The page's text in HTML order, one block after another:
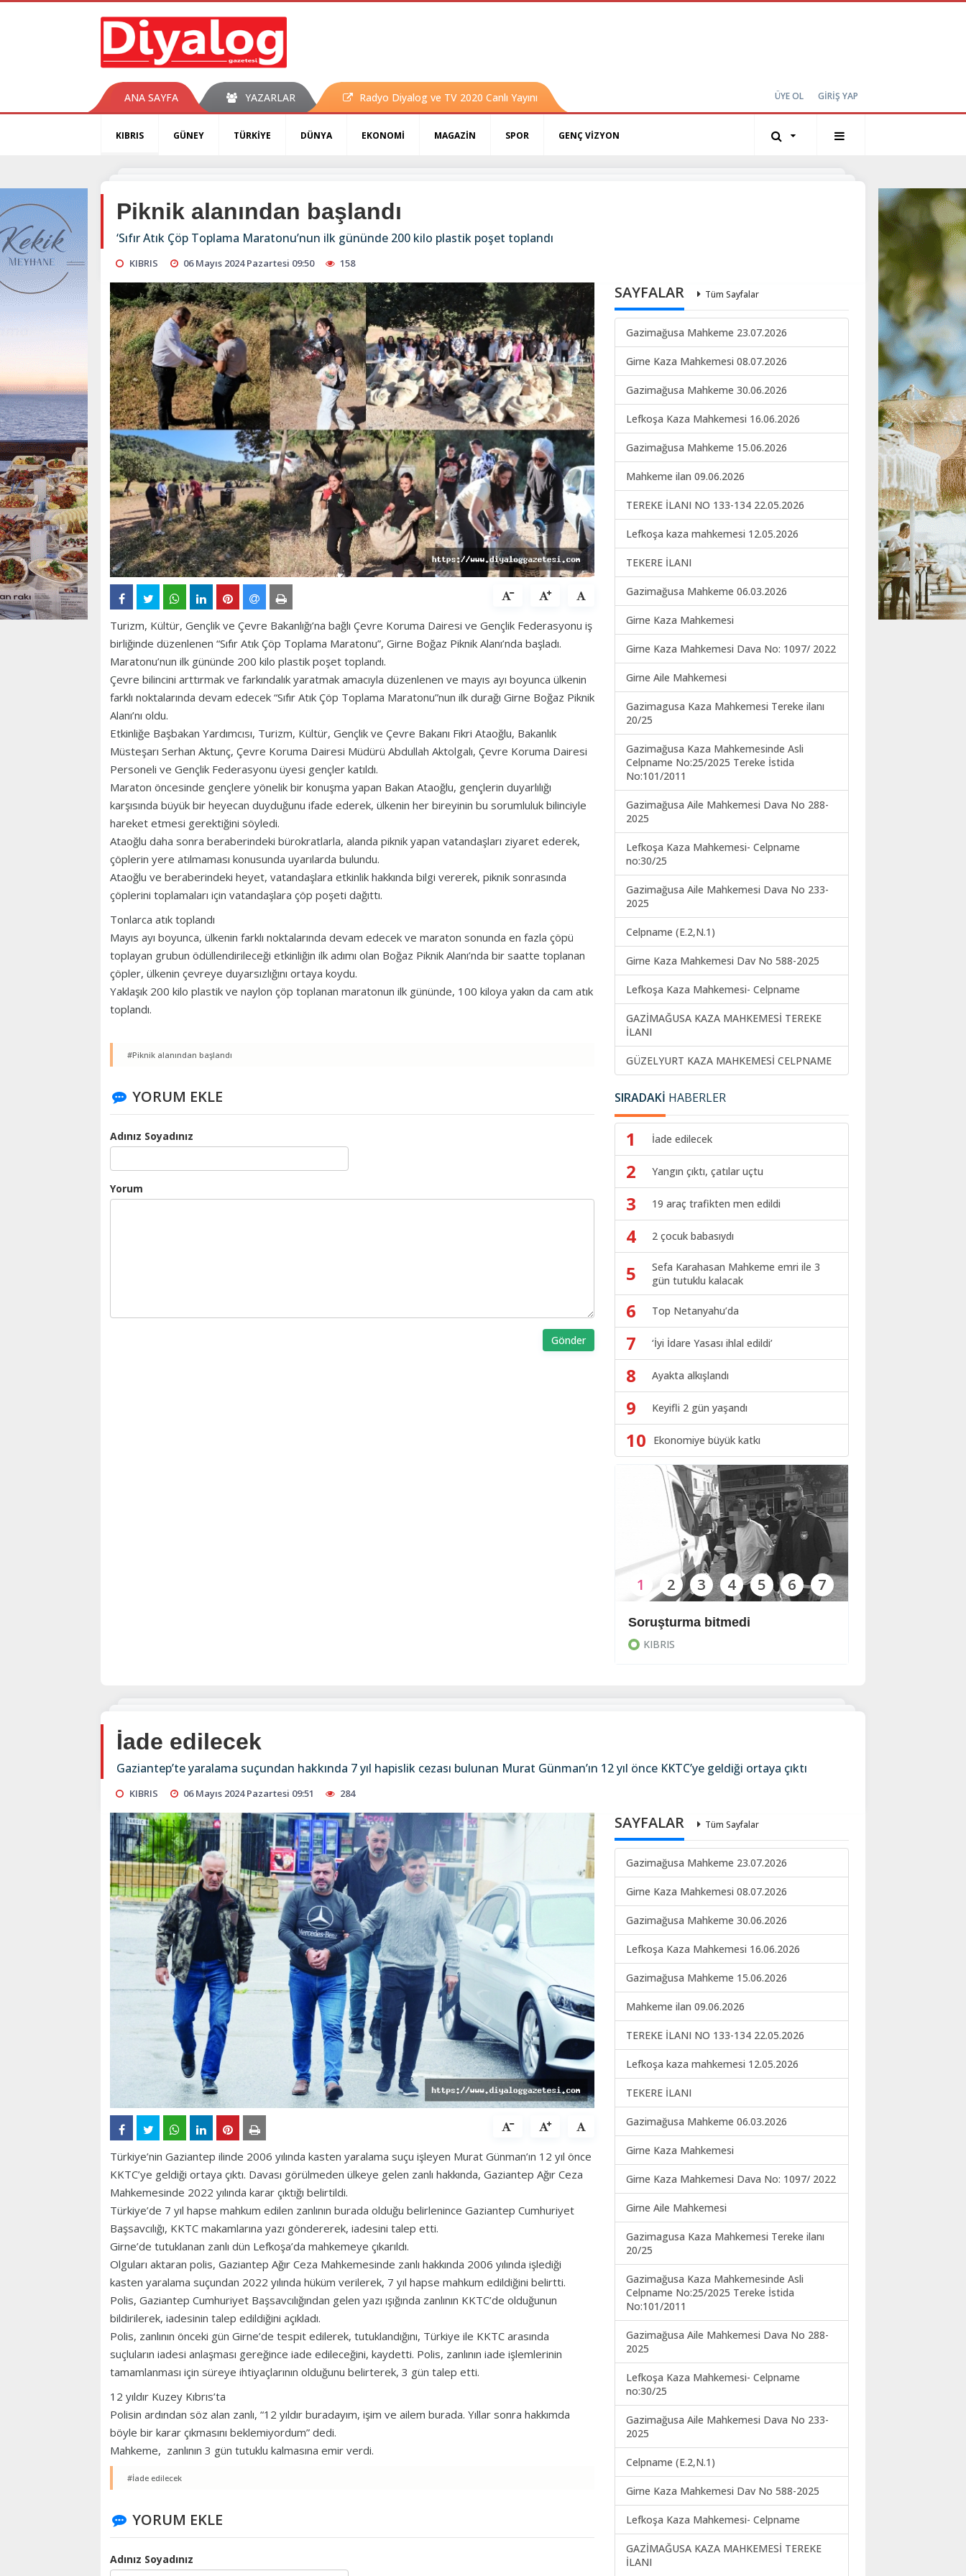
ANA SAYFA YAZARLAR Radyo Diyalog ve TV 2020 Canlı Yayını ÜYE OL GİRİŞ YAP
KIBRIS GÜNEY TÜRKİYE DÜNYA EKONOMİ MAGAZİN SPOR GENÇ VİZYON
Piknik alanından başlandı
‘Sıfır Atık Çöp Toplama Maratonu’nun ilk gününde 200 kilo plastik poşet toplandı
KIBRIS 06 Mayıs 2024 Pazartesi 09:50 158
Turizm, Kültür, Gençlik ve Çevre Bakanlığı’na bağlı Çevre Koruma Dairesi ve Gençlik Federasyonu iş
birliğinde düzenlenen “Sıfır Atık Çöp Toplama Maratonu”, Girne Boğaz Piknik Alanı’nda başladı.
Maratonu’nun ilk gününde 200 kilo plastik poşet toplandı.
Çevre bilincini arttırmak ve farkındalık yaratmak amacıyla düzenlenen ve mayıs ayı boyunca ülkenin
farklı noktalarında devam edecek “Sıfır Atık Çöp Toplama Maratonu”nun ilk durağı Girne Boğaz Piknik
Alanı’nı oldu.
Etkinliğe Başbakan Yardımcısı, Turizm, Kültür, Gençlik ve Çevre Bakanı Fikri Ataoğlu, Bakanlık
Müsteşarı Serhan Aktunç, Çevre Koruma Dairesi Müdürü Abdullah Aktolgalı, Çevre Koruma Dairesi
Personeli ve Gençlik Federasyonu üyesi gençler katıldı.
Maraton öncesinde gençlere yönelik bir konuşma yapan Bakan Ataoğlu, gençlerin duyarlılığı
karşısında büyük bir heyecan duyduğunu ifade ederek, ülkenin her bireyinin bu sorumluluk bilinciyle
hareket etmesi gerektiğini söyledi.
Ataoğlu daha sonra beraberindeki bürokratlarla, alanda piknik yapan vatandaşları ziyaret ederek,
çöplerin yere atılmaması konusunda uyarılarda bulundu.
Ataoğlu ve beraberindeki heyet, vatandaşlara etkinlik hakkında bilgi vererek, piknik sonrasında
çöplerini toplamaları için vatandaşlara çöp poşeti dağıttı.
Tonlarca atık toplandı
Mayıs ayı boyunca, ülkenin farklı noktalarında devam edecek ve maraton sonunda en fazla çöpü
toplayan grubun ödüllendirileceği etkinliğin ilk adımı olan Boğaz Piknik Alanı’nda bir saatte toplanan
çöpler, ülkenin çevreye duyarsızlığını ortaya koydu.
Yaklaşık 200 kilo plastik ve naylon çöp toplanan maratonun ilk gününde, 100 kiloya yakın da cam atık
toplandı.
#Piknik alanından başlandı
YORUM EKLE
Adınız Soyadınız
Yorum
Gönder
SAYFALAR Tüm Sayfalar
Gazimağusa Mahkeme 23.07.2026
Girne Kaza Mahkemesi 08.07.2026
Gazimağusa Mahkeme 30.06.2026
Lefkoşa Kaza Mahkemesi 16.06.2026
Gazimağusa Mahkeme 15.06.2026
Mahkeme ilan 09.06.2026
TEREKE İLANI NO 133-134 22.05.2026
Lefkoşa kaza mahkemesi 12.05.2026
TEKERE İLANI
Gazimağusa Mahkeme 06.03.2026
Girne Kaza Mahkemesi
Girne Kaza Mahkemesi Dava No: 1097/ 2022
Girne Aile Mahkemesi
Gazimagusa Kaza Mahkemesi Tereke ilanı
20/25
Gazimağusa Kaza Mahkemesinde Asli
Celpname No:25/2025 Tereke İstida
No:101/2011
Gazimağusa Aile Mahkemesi Dava No 288-
2025
Lefkoşa Kaza Mahkemesi- Celpname
no:30/25
Gazimağusa Aile Mahkemesi Dava No 233-
2025
Celpname (E.2,N.1)
Girne Kaza Mahkemesi Dav No 588-2025
Lefkoşa Kaza Mahkemesi- Celpname
GAZİMAĞUSA KAZA MAHKEMESİ TEREKE
İLANI
GÜZELYURT KAZA MAHKEMESİ CELPNAME
SIRADAKİ HABERLER
1 İade edilecek
2 Yangın çıktı, çatılar uçtu
3 19 araç trafikten men edildi
4 2 çocuk babasıydı
5
Sefa Karahasan Mahkeme emri ile 3
gün tutuklu kalacak
6 Top Netanyahu’da
7 ‘İyi İdare Yasası ihlal edildi’
8 Ayakta alkışlandı
9 Keyifli 2 gün yaşandı
10 Ekonomiye büyük katkı
Soruşturma bitmedi
KIBRIS
1 2 3 4 5 6 7
İade edilecek
Gaziantep’te yaralama suçundan hakkında 7 yıl hapislik cezası bulunan Murat Günman’ın 12 yıl önce KKTC’ye geldiği ortaya çıktı
KIBRIS 06 Mayıs 2024 Pazartesi 09:51 284
Türkiye’nin Gaziantep ilinde 2006 yılında kasten yaralama suçu işleyen Murat Günman’ın 12 yıl önce
KKTC’ye geldiği ortaya çıktı. Davası görülmeden ülkeye gelen zanlı hakkında, Gaziantep Ağır Ceza
Mahkemesinde 2022 yılında karar çıktığı belirtildi.
Türkiye’de 7 yıl hapse mahkum edilen zanlının burada olduğu belirlenince Gaziantep Cumhuriyet
Başsavcılığı, KKTC makamlarına yazı göndererek, iadesini talep etti.
Girne’de tutuklanan zanlı dün Lefkoşa’da mahkemeye çıkarıldı.
Olguları aktaran polis, Gaziantep Ağır Ceza Mahkemesinde zanlı hakkında 2006 yılında işlediği
kasten yaralama suçundan 2022 yılında hüküm verilerek, 7 yıl hapse mahkum edildiğini belirtti.
Polis, Gaziantep Cumhuriyet Başsavcılığından gelen yazı ışığında zanlının KKTC’de olduğunun
bildirilerek, iadesinin talep edildiğini açıkladı.
Polis, zanlının önceki gün Girne’de tespit edilerek, tutuklandığını, Türkiye ile KKTC arasında
suçluların iadesi anlaşması gereğince iade edileceğini, kaydetti. Polis, zanlının iade işlemlerinin
tamamlanması için süreye ihtiyaçlarının olduğunu belirterek, 3 gün talep etti.
12 yıldır Kuzey Kıbrıs’ta
Polisin ardından söz alan zanlı, “12 yıldır buradayım, işim ve ailem burada. Yıllar sonra hakkımda
böyle bir karar çıkmasını beklemiyordum” dedi.
Mahkeme, zanlının 3 gün tutuklu kalmasına emir verdi.
#İade edilecek
YORUM EKLE
Adınız Soyadınız
SAYFALAR Tüm Sayfalar
Gazimağusa Mahkeme 23.07.2026
Girne Kaza Mahkemesi 08.07.2026
Gazimağusa Mahkeme 30.06.2026
Lefkoşa Kaza Mahkemesi 16.06.2026
Gazimağusa Mahkeme 15.06.2026
Mahkeme ilan 09.06.2026
TEREKE İLANI NO 133-134 22.05.2026
Lefkoşa kaza mahkemesi 12.05.2026
TEKERE İLANI
Gazimağusa Mahkeme 06.03.2026
Girne Kaza Mahkemesi
Girne Kaza Mahkemesi Dava No: 1097/ 2022
Girne Aile Mahkemesi
Gazimagusa Kaza Mahkemesi Tereke ilanı
20/25
Gazimağusa Kaza Mahkemesinde Asli
Celpname No:25/2025 Tereke İstida
No:101/2011
Gazimağusa Aile Mahkemesi Dava No 288-
2025
Lefkoşa Kaza Mahkemesi- Celpname
no:30/25
Gazimağusa Aile Mahkemesi Dava No 233-
2025
Celpname (E.2,N.1)
Girne Kaza Mahkemesi Dav No 588-2025
Lefkoşa Kaza Mahkemesi- Celpname
GAZİMAĞUSA KAZA MAHKEMESİ TEREKE
İLANI